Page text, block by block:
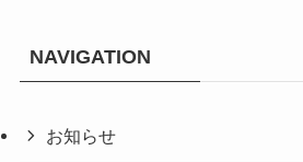
NAVIGATION
お知らせ